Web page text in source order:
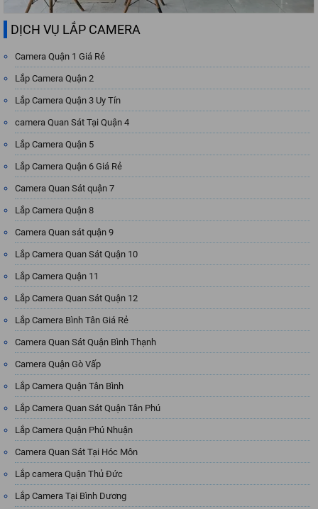
DỊCH VỤ LẮP CAMERA
Camera Quận 1 Giá Rẻ
Lắp Camera Quận 2
Lắp Camera Quận 3 Uy Tín
camera Quan Sát Tại Quận 4
Lắp Camera Quận 5
Lắp Camera Quận 6 Giá Rẻ
Camera Quan Sát quận 7
Lắp Camera Quận 8
Camera Quan sát quận 9
Lắp Camera Quan Sát Quận 10
Lắp Camera Quận 11
Lắp Camera Quan Sát Quận 12
Lắp Camera Bình Tân Giá Rẻ
Camera Quan Sát Quận Bình Thạnh
Camera Quận Gò Vấp
Lắp Camera Quận Tân Bình
Lắp Camera Quan Sát Quận Tân Phú
Lắp Camera Quận Phú Nhuận
Camera Quan Sát Tại Hóc Môn
Lắp camera Quận Thủ Đức
Lắp Camera Tại Bình Dương